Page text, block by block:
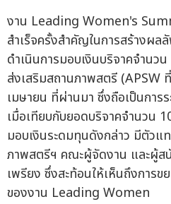
งาน Leading Women's
สำเร็จครั้งสำคัญในการสร้างผล
ดำเนินการมอบเงินบริจาคจำนว
ส่งเสริมสถานภาพสตรี (APSW
เมษายน ที่ผ่านมา ซึ่งถือเป็นการ
เมื่อเทียบกับยอดบริจาคจำนวน
มอบเงินระดมทุนดังกล่าว มีตัวแ
ภาพสตรีฯ คณะผู้จัดงาน และผู้ส
เพรียง ซึ่งสะท้อนให้เห็นถึงการข
ของงาน Leading Women